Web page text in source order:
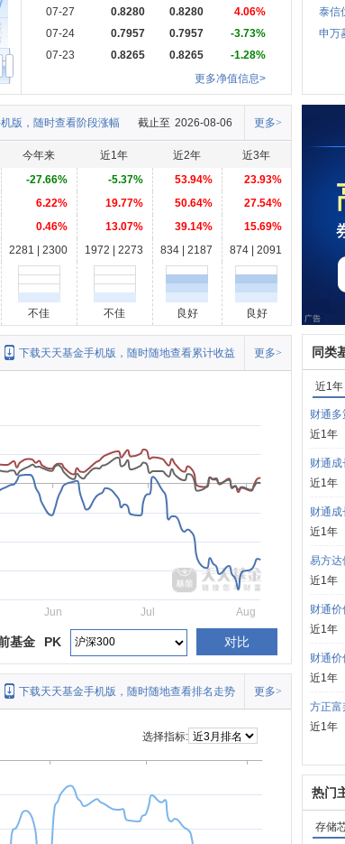
07-27
0.8280 0.8280
4.06%
07-24
0.7957 0.7957
-3.73%
07-23
0.8265 0.8265
-1.28%
更多净值信息>
泰信
申万
更多>
截止至 2026-08-06
版，随时查看阶段涨幅
今年来 近1年 近2年
近3年
-27.66% -5.37% 53.94%
23.93%
6.22% 19.77% 50.64%
27.54%
0.46% 13.07% 39.14%
15.69%
2281 | 2300 1972 | 2273 834 | 2187 874 | 2091
不佳 不佳 良好 良好
更多>
下载天天基金手机版，随时随地查看累计收益
Jun Jul Aug
对比
PK
基金
更多>
下载天天基金手机版，随时随地查看排名走势
选择指标:
同类
近1年
财通
近1年
财通
近1年
财通
近1年
易方达
近1年
财通
近1年
财通
近1年
方正富
近1年
热门
存储